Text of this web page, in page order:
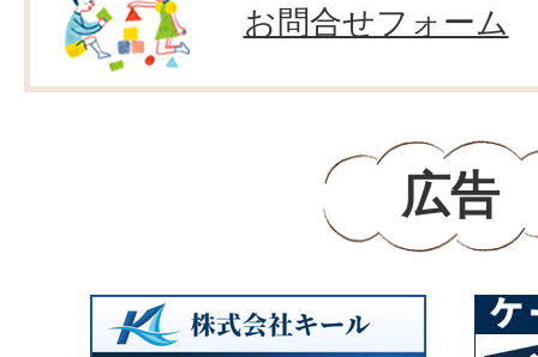
お問合せフォーム
広告